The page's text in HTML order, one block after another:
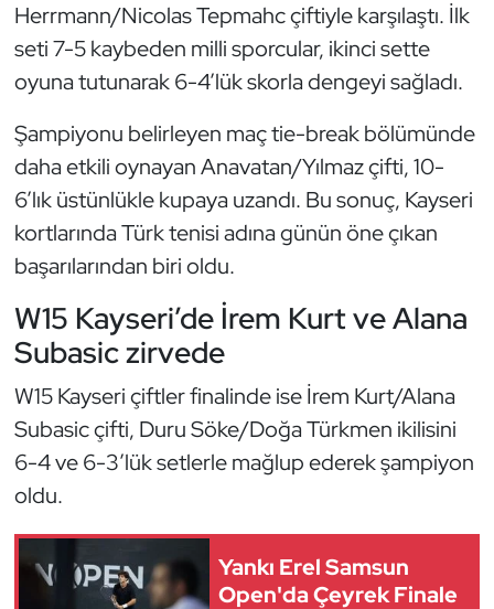
Herrmann/Nicolas Tepmahc çiftiyle karşılaştı. İlk
seti 7-5 kaybeden milli sporcular, ikinci sette
oyuna tutunarak 6-4’lük skorla dengeyi sağladı.
Şampiyonu belirleyen maç tie-break bölümünde
daha etkili oynayan Anavatan/Yılmaz çifti, 10-
6’lık üstünlükle kupaya uzandı. Bu sonuç, Kayseri
kortlarında Türk tenisi adına günün öne çıkan
başarılarından biri oldu.
W15 Kayseri’de İrem Kurt ve Alana
Subasic zirvede
W15 Kayseri çiftler finalinde ise İrem Kurt/Alana
Subasic çifti, Duru Söke/Doğa Türkmen ikilisini
6-4 ve 6-3’lük setlerle mağlup ederek şampiyon
oldu.
Yankı Erel Samsun
Open'da Çeyrek Finale
Futbol
Futsal
Genel
Golf
Halter
Hava Sporları
Hentbol
İşitme Engelli Sporcular
Judo ve Kuraş
Kano ve Rafting